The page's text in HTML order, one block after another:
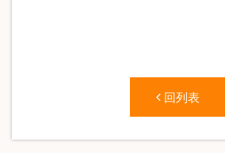
回列表